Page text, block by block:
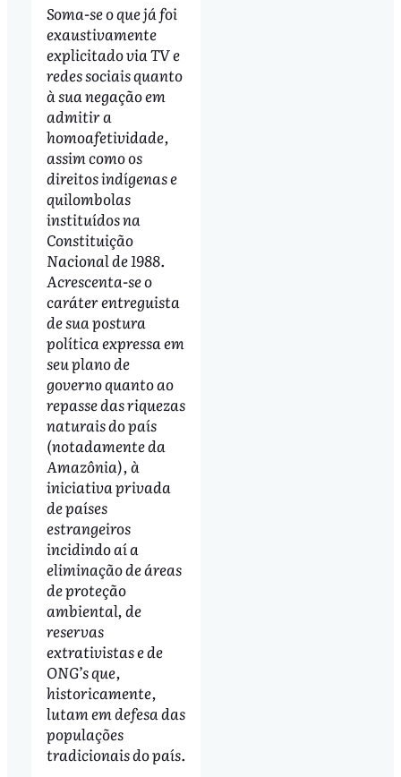
Soma-se o que já foi
exaustivamente
explicitado via TV e
redes sociais quanto
à sua negação em
admitir a
homoafetividade,
assim como os
direitos indígenas e
quilombolas
instituídos na
Constituição
Nacional de 1988.
Acrescenta-se o
caráter entreguista
de sua postura
política expressa em
seu plano de
governo quanto ao
repasse das riquezas
naturais do país
(notadamente da
Amazônia), à
iniciativa privada
de países
estrangeiros
incidindo aí a
eliminação de áreas
de proteção
ambiental, de
reservas
extrativistas e de
ONG’s que,
historicamente,
lutam em defesa das
populações
tradicionais do país.